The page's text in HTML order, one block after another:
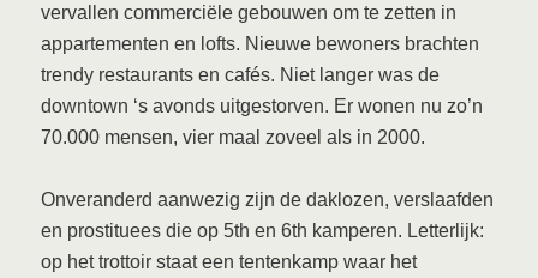
vervallen commerciële gebouwen om te zetten in
appartementen en lofts. Nieuwe bewoners brachten
trendy restaurants en cafés. Niet langer was de
downtown ‘s avonds uitgestorven. Er wonen nu zo’n
70.000 mensen, vier maal zoveel als in 2000.
Onveranderd aanwezig zijn de daklozen, verslaafden
en prostituees die op 5th en 6th kamperen. Letterlijk:
op het trottoir staat een tentenkamp waar het